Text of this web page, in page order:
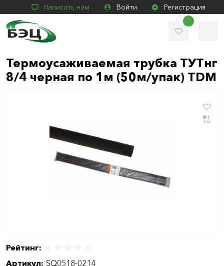
Написать нам Войти Регистрация
Термоусаживаемая трубка ТУТнг
8/4 черная по 1м (50м/упак) TDM
Рейтинг:
Артикул: SQ0518-0214